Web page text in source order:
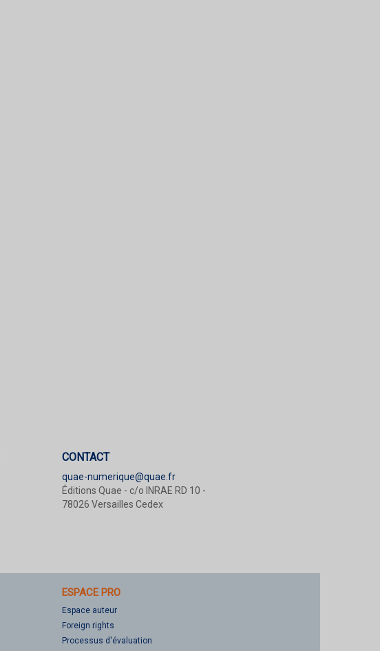
CONTACT
quae-numerique@quae.fr
Éditions Quae - c/o INRAE RD 10 -
78026 Versailles Cedex
ESPACE PRO
Espace auteur
Foreign rights
Processus d'évaluation